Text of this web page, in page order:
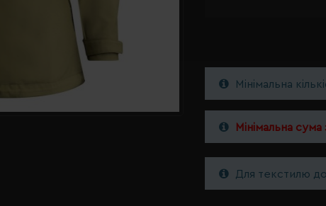
Мінімальна
Мінімальна
Для текстилю